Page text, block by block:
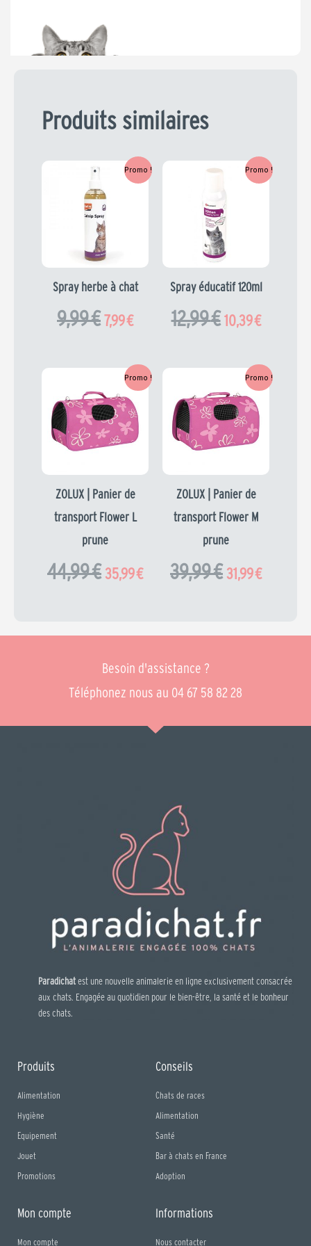
Produits similaires
Promo !
Spray herbe à chat
9,99€
prix
initial
était :
9,99 €.
7,99€
Le
Promo !
Spray éducatif 120ml
12,99€
initial
12,99 €.
10,39€
Le
Promo !
ZOLUX | Panier de
transport Flower L
prune
44,99€
prix
initial
était :
35,99€
Le
actuel
Promo !
ZOLUX | Panier de
transport Flower M
prune
39,99€
prix
initial
était :
31,99€
Le
Besoin d'assistance ?
Téléphonez nous au 04 67 58 82 28
Paradichatest une nouvelle animalerie en ligne exclusivement consacrée
aux chats. Engagée au quotidien pour le bien-être, la santé et le bonheur
des chats.
Produits
Alimentation
Hygiène
Equipement
Jouet
Promotions
Conseils
Chats de races
Alimentation
Santé
Bar à chats en France
Adoption
Mon compte
Mon compte
Informations
Nous contacter